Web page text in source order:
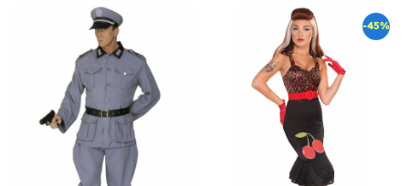
-45%